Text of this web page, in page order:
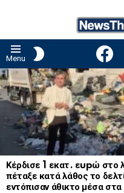
Menu
LATEST
STORIES
Κέρδισε 1 εκατ. εupώ στο
πέταξε κατά λάθος το
εντόπισαν άθικτο μέσα στα